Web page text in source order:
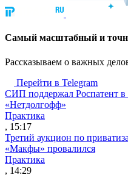
Cамый масштабный и
Рассказываем о важных
Перейти в Telegram
СИП поддержал Роспатент в
«Нетдолгофф»
Практика
, 15:17
Третий аукцион по
«Макфы» провалился
Практика
, 14:29